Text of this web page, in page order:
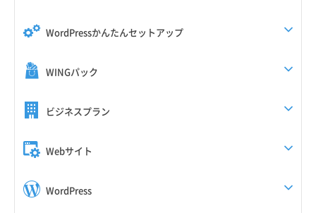
WordPressかんたんセットアップ
WINGパック
ビジネスプラン
Webサイト
WordPress